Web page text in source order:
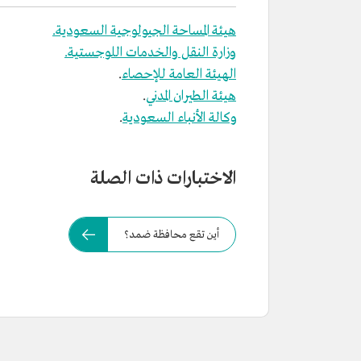
هيئة المساحة الجيولوجية السعودية.
وزارة النقل والخدمات اللوجستية.
الهيئة العامة للإحصاء.
هيئة الطيران المدني.
وكالة الأنباء السعودية.
الاختبارات ذات الصلة
أين تقع محافظة ضمد؟